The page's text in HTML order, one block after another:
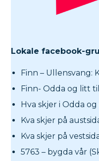
Lokale facebook-
Finn – Ullensvang:
Finn- Odda og litt til
Hva skjer i Odda
Kva skjer på
Kva skjer på
5763 – bygda vår